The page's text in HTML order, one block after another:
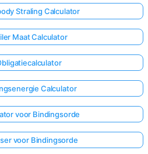
Straling Calculator
Maat Calculator
Calculator
voor Bindingsorde
voor Bindingsorde